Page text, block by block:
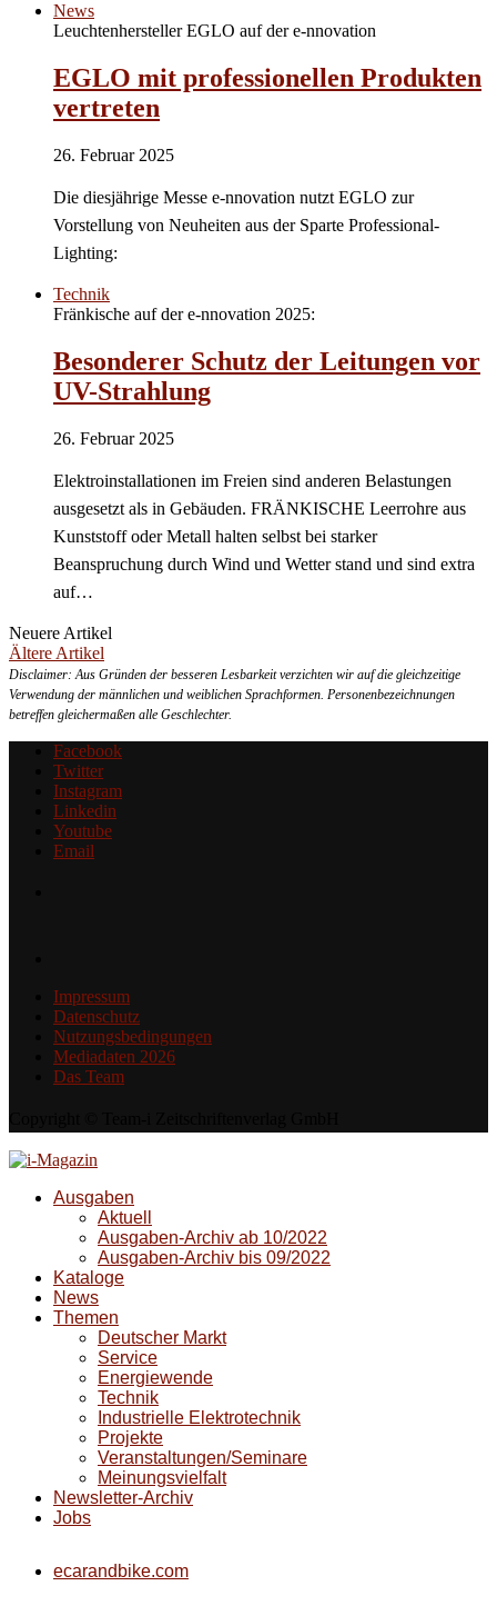
News
Leuchtenhersteller EGLO auf der e-nnovation
EGLO mit professionellen Produkten
vertreten
26. Februar 2025
Die diesjährige Messe e-nnovation nutzt EGLO zur
Vorstellung von Neuheiten aus der Sparte Professional-
Lighting:
Technik
Fränkische auf der e-nnovation 2025:
Besonderer Schutz der Leitungen vor
UV-Strahlung
26. Februar 2025
Elektroinstallationen im Freien sind anderen Belastungen
ausgesetzt als in Gebäuden. FRÄNKISCHE Leerrohre aus
Kunststoff oder Metall halten selbst bei starker
Beanspruchung durch Wind und Wetter stand und sind extra
auf…
Neuere Artikel
Ältere Artikel
Disclaimer: Aus Gründen der besseren Lesbarkeit verzichten wir auf die gleichzeitige
Verwendung der männlichen und weiblichen Sprachformen. Personenbezeichnungen
betreffen gleichermaßen alle Geschlechter.
Facebook
Twitter
Instagram
Linkedin
Youtube
Email
Impressum
Datenschutz
Nutzungsbedingungen
Mediadaten 2026
Das Team
Ausgaben
Aktuell
Ausgaben-Archiv ab 10/2022
Ausgaben-Archiv bis 09/2022
Kataloge
News
Themen
Deutscher Markt
Service
Energiewende
Technik
Industrielle Elektrotechnik
Projekte
Veranstaltungen/Seminare
Meinungsvielfalt
Newsletter-Archiv
Jobs
ecarandbike.com